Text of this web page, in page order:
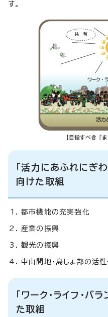
す。
「活力にあふれにぎ
向けた取組
都市機能の充実強化
産業の振興
観光の振興
中山間地・島しょ部の活性
「ワーク・ライフ・バ
た取組